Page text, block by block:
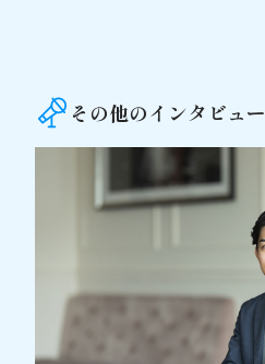
その他のインタビュー